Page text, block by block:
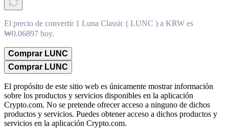
El precio de convertir 1 Luna Classic ( LUNC ) a KRW es
₩0.06897 hoy.
Comprar LUNC
Comprar LUNC
El propósito de este sitio web es únicamente mostrar información
sobre los productos y servicios disponibles en la aplicación
Crypto.com. No se pretende ofrecer acceso a ninguno de dichos
productos y servicios. Puedes obtener acceso a dichos productos y
servicios en la aplicación Crypto.com.